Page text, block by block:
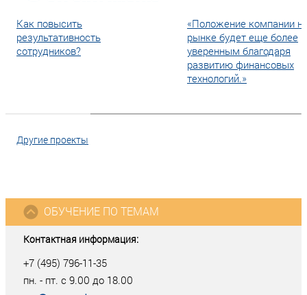
Как повысить
результативность
сотрудников?
«Положение компании
рынке будет еще более
уверенным благодаря
развитию финансовых
технологий.»
Другие проекты
Контактная информация:
+7 (495) 796-11-35
пн. - пт. с 9.00 до 18.00
ОБУЧЕНИЕ ПО ТЕМАМ